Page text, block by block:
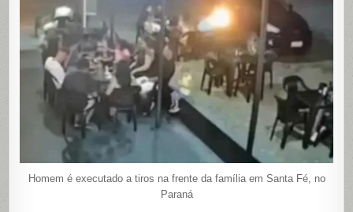
Homem é executado a tiros na frente da família em Santa Fé, no
Paraná